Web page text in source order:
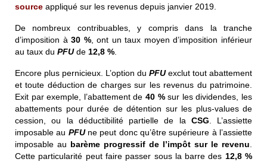
source appliqué sur les revenus depuis janvier 2019.
De nombreux contribuables, y compris dans la tranche
d’imposition à30 %, ont un taux moyen d’imposition inférieur
au taux du PFUde 12,8 %
Encore plus pernicieux. L’option du PFUexclut tout abattement
et toute déduction de charges sur les revenus du patrimoine.
Exit par exemple, l’abattement de 40 %sur les dividendes, les
abattements pour durée de détention sur les plus-values de
cession, ou la déductibilité partielle de la CSG . L’assiette
imposable au PFUne peut donc qu’être supérieure à l’assiette
imposable au barème progressif de l’impôt sur le revenu
Cette particularité peut faire passer sous la barre des 12,8 %